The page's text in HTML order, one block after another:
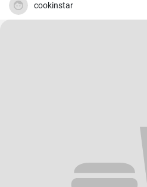
cookinstar